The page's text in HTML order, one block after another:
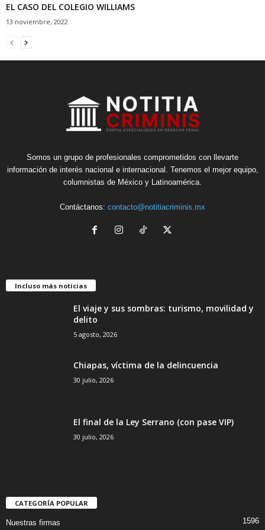
EL CASO DEL COLEGIO WILLIAMS
13 noviembre, 2022
Somos un grupo de profesionales comprometidos con llevarte
información de interés nacional e internacional. Tenemos el mejor equipo,
columnistas de México y Latinoamérica.
Contáctanos: contacto@notitiacriminis.mx
Incluso más noticias
El viaje y sus sombras: turismo, movilidad y
delito
5 agosto, 2026
Chiapas, víctima de la delincuencia
30 julio, 2026
El final de la Ley Serrano (con pase VIP)
30 julio, 2026
CATEGORÍA POPULAR
Nuestras firmas 1596